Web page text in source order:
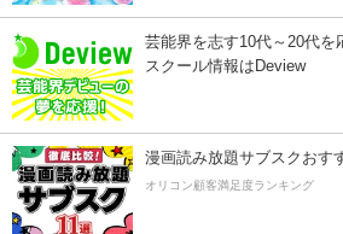
芸能界を志す10代～20代を
スクール情報はDeview
漫画読み放題サブスクおす
オリコン顧客満足度ランキング